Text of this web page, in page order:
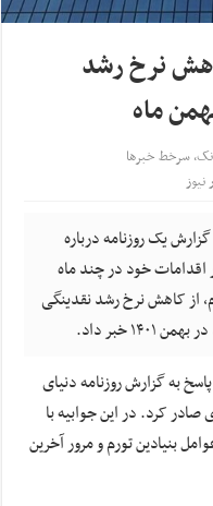
نرخ رشد
,سرخط خبرها
یک روزنامه درباره
خود در چند ماه
از کاهش نرخ رشد نقدینگی
به گزارش روزنامه دنیای
صادر کرد. در این جوابیه با
بنیادین تورم و مرور آخرین